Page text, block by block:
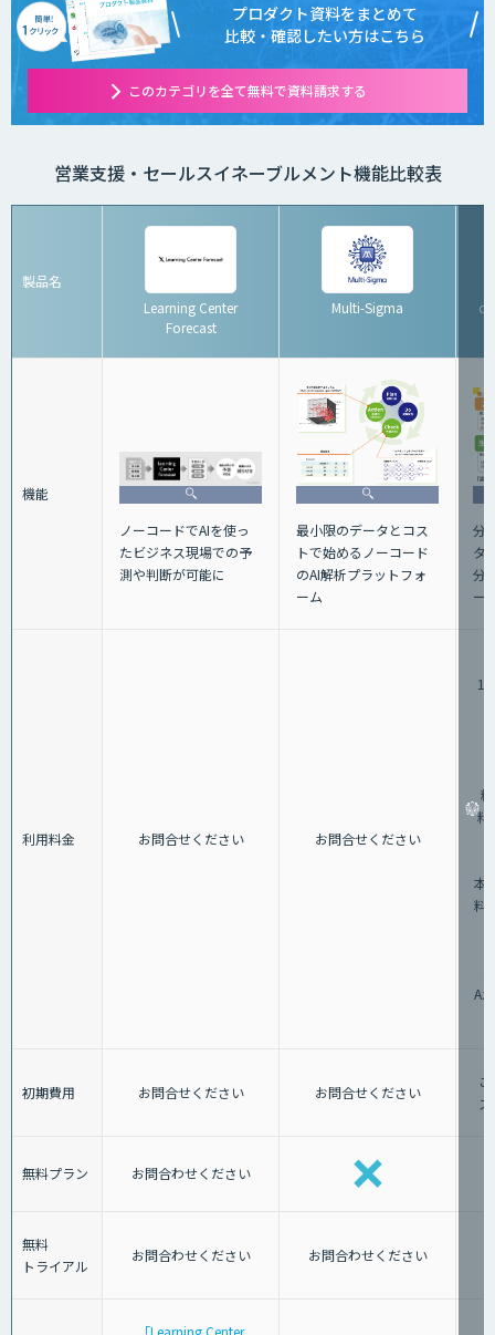
プロダクト資料をまとめて
比較・確認したい方はこちら
このカテゴリを全て無料で資料請求する
営業支援・セールスイネーブルメント機能比較表
製品名
Learning Center
Forecast
Multi-Sigma
機能
ノーコードでAIを使っ
たビジネス現場での予
測や判断が可能に
最小限のデータとコス
トで始めるノーコード
のAI解析プラットフォ
ーム
分
タ
分
ー
利用料金 お問合せください お問合せください
料
本
料
初期費用 お問合せください お問合せください
無料プラン お問合わせください
無料
トライアル
お問合わせください お問合わせください
「Learning Center